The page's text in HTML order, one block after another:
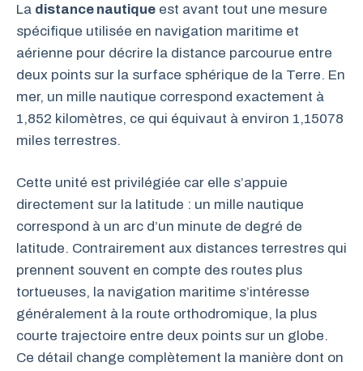
La distance nautique est avant tout une mesure
spécifique utilisée en navigation maritime et
aérienne pour décrire la distance parcourue entre
deux points sur la surface sphérique de la Terre. En
mer, un mille nautique correspond exactement à
1,852 kilomètres, ce qui équivaut à environ 1,15078
miles terrestres.
Cette unité est privilégiée car elle s’appuie
directement sur la latitude : un mille nautique
correspond à un arc d’un minute de degré de
latitude. Contrairement aux distances terrestres qui
prennent souvent en compte des routes plus
tortueuses, la navigation maritime s’intéresse
généralement à la route orthodromique, la plus
courte trajectoire entre deux points sur un globe.
Ce détail change complètement la manière dont on